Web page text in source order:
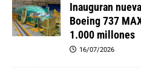
Inauguran
Boeing 737
1.000 millones
16/07/2026